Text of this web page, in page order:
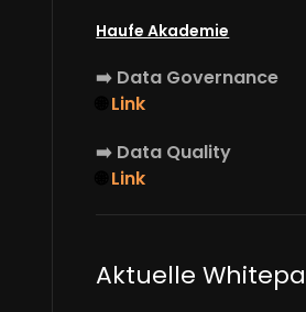
Haufe Akademie
➡️ Data Governance
Link
➡️ Data Quality
Link
Aktuelle